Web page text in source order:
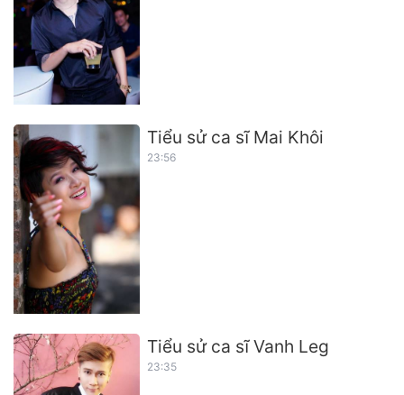
Tiểu sử ca sĩ Mai Khôi
23:56
Tiểu sử ca sĩ Vanh Leg
23:35